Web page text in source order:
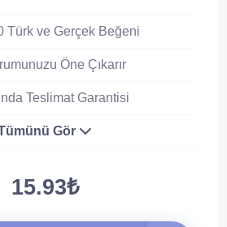
Türk ve Gerçek Beğeni
Öne Çıkarır
Teslimat Garantisi
Gör
15.93₺